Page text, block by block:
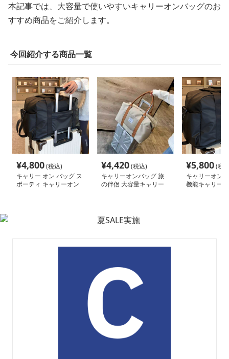
本記事では、大容量で使いやすいキャリーオンバッグのお
すすめ商品をご紹介します。
今回紹介する商品一覧
¥4,800(税込)
キャリー オン バッグ ス
ポーティ キャリーオン
¥4,420(税込)
キャリーオンバッグ 旅
の伴侶 大容量キャリー
¥5,800(税
キャリーオン
機能キャリー